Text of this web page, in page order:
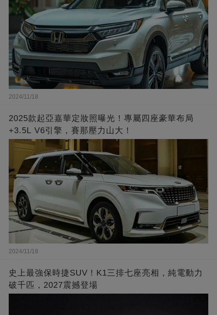
2024/11/18
2025款起亞嘉華定妝照曝光！專屬四座豪華布局
+3.5L V6引擎，賽那壓力山大！
2024/11/18
史上最強保時捷SUV！K1三排七座亮相，純電動力
破千匹，2027震撼登場